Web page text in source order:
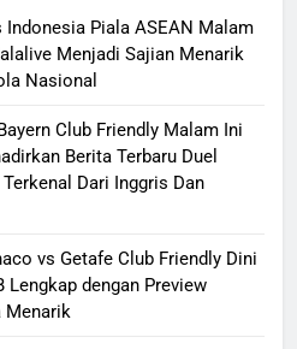
Indonesia Piala ASEAN Malam
Menjadi Sajian Menarik
Nasional
Club Friendly Malam Ini
Berita Terbaru Duel
Dari Inggris Dan
vs Getafe Club Friendly Dini
Lengkap dengan Preview
Menarik